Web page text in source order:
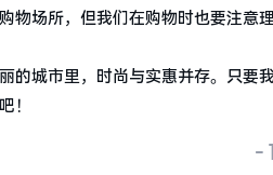
物场所，但我们在购物时也要注意
的城市里，时尚与实惠并存。只要
！
-